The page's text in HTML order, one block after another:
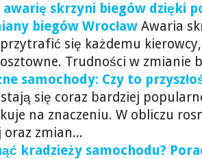
skrzyni biegów dzięki
biegów Wrocław Awaria
się każdemu
Trudności w zmianie
samochody: Czy to
się coraz bardziej
na znaczeniu. W obliczu
oraz zmian...
kradzieży samochodu?